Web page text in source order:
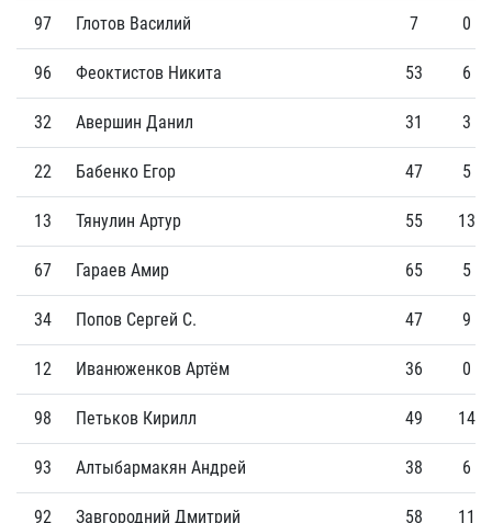
97 Глотов Василий 7 0
96 Феоктистов Никита 53 6
32 Авершин Данил 31 3
22 Бабенко Егор 47 5
13 Тянулин Артур 55 13
67 Гараев Амир 65 5
34 Попов Сергей С. 47 9
12 Иванюженков Артём 36 0
98 Петьков Кирилл 49 14
93 Алтыбармакян Андрей 38 6
92 Завгородний Дмитрий 58 11